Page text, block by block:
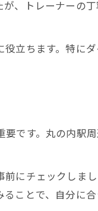
制
夫
ント
説
り
、トレーナーの
立ちます。特に
です。丸の内駅
にチェックしま
ことで、自分に合